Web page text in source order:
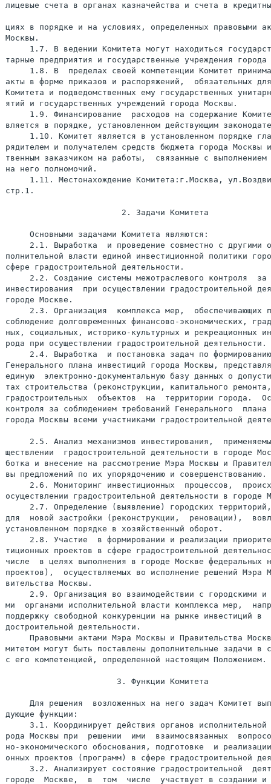
лицевые счета в органах казначейства и счета в
циях в порядке и на условиях, определенных правовыми
Москвы.
1.7. В ведении Комитета могут находиться
тарные предприятия и государственные учреждения
1.8. В  пределах своей компетенции Комитет
акты в форме приказов и распоряжений,  обязательных
Комитета и подведомственных ему государственных
ятий и государственных учреждений города Москвы.
1.9. Финансирование  расходов на содержание
вляется в порядке, установленном действующим
1.10. Комитет является в установленном порядке
рядителем и получателем средств бюджета города Москвы
твенным заказчиком на работы,  связанные с выполнением
на него полномочий.
1.11. Местонахождение Комитета:г.Москва,
стр.1.
                        2. Задачи Комитета
     Основными задачами Комитета являются:
2.1. Выработка  и проведение совместно с другими
полнительной власти единой инвестиционной политики
сфере градостроительной деятельности.
2.2. Создание системы межотраслевого контроля  за
инвестирования  при осуществлении градостроительной
городе Москве.
2.3. Организация  комплекса мер,  обеспечивающих
соблюдение долговременных финансово-экономических,
ных, социальных, историко-культурных и рекреационных
рода при осуществлении градостроительной деятельности.
2.4. Выработка  и постановка задач по
Генерального плана инвестиций города Москвы,
единую  электронно-документальную базу данных о
тах строительства (реконструкции, капитального
градостроительных  объектов  на  территории города.
контроля за соблюдением требований Генерального  плана
города Москвы всеми участниками градостроительной
2.5. Анализ механизмов инвестирования,
ществлении  градостроительной деятельности в городе
ботка и внесение на рассмотрение Мэра Москвы и
вы предложений по их упорядочению и совершенствованию.
2.6. Мониторинг инвестиционных  процессов,
осуществлении градостроительной деятельности в городе
2.7. Определение (выявление) городских
для  новой застройки (реконструкции,  реновации),
установленном порядке в хозяйственный оборот.
2.8. Участие  в формировании и реализации
тиционных проектов в сфере градостроительной
числе  в целях выполнения в городе Москве федеральных
проектов),  осуществляемых во исполнение решений Мэра
вительства Москвы.
2.9. Организация во взаимодействии с городскими и
ми  органами исполнительной власти комплекса мер,
поддержку свободной конкуренции на рынке инвестиций
достроительной деятельности.
Правовыми актами Мэра Москвы и Правительства
митетом могут быть поставлены дополнительные задачи в
с его компетенцией, определенной настоящим Положением.
                       3. Функции Комитета
Для решения  возложенных на него задач Комитет
дующие функции:
3.1. Координирует действия органов исполнительной
рода Москвы при  решении  ими  взаимосвязанных
но-экономического обоснования, подготовке  и
онных проектов (программ) в сфере градостроительной
3.2. Анализирует состояние градостроительной
городе  Москве,  в  том  числе  участвует в создании и